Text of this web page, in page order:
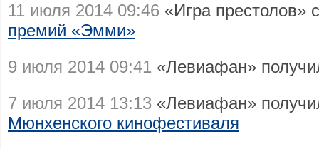
11 июля 2014 09:46 «Игра престолов»
премий «Эмми»
9 июля 2014 09:41 «Левиафан»
7 июля 2014 13:13 «Левиафан»
Мюнхенского кинофестиваля